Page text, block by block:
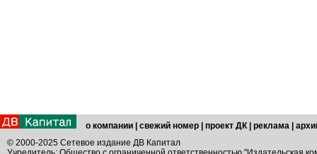
о компании свежий номер проект ДК реклама
© 2000-2025 Сетевое издание ДВ Капитал